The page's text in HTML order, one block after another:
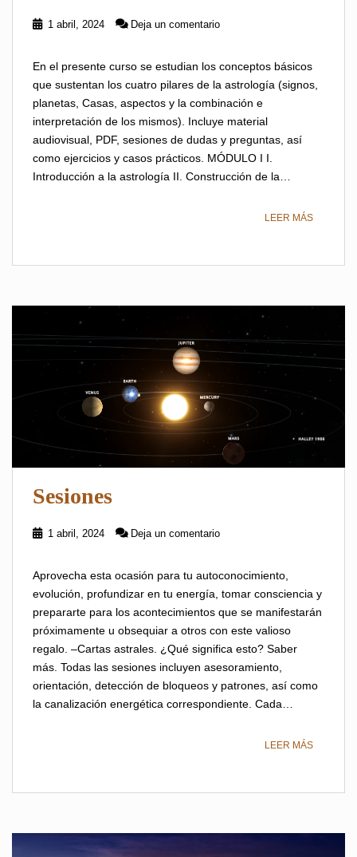
1 abril, 2024 Deja un comentario
En el presente curso se estudian los conceptos básicos
que sustentan los cuatro pilares de la astrología (signos,
planetas, Casas, aspectos y la combinación e
interpretación de los mismos). Incluye material
audiovisual, PDF, sesiones de dudas y preguntas, así
como ejercicios y casos prácticos. MÓDULO I I.
Introducción a la astrología II. Construcción de la…
LEER MÁS
Sesiones
1 abril, 2024 Deja un comentario
Aprovecha esta ocasión para tu autoconocimiento,
evolución, profundizar en tu energía, tomar consciencia y
prepararte para los acontecimientos que se manifestarán
próximamente u obsequiar a otros con este valioso
regalo. –Cartas astrales. ¿Qué significa esto? Saber
más. Todas las sesiones incluyen asesoramiento,
orientación, detección de bloqueos y patrones, así como
la canalización energética correspondiente. Cada…
LEER MÁS